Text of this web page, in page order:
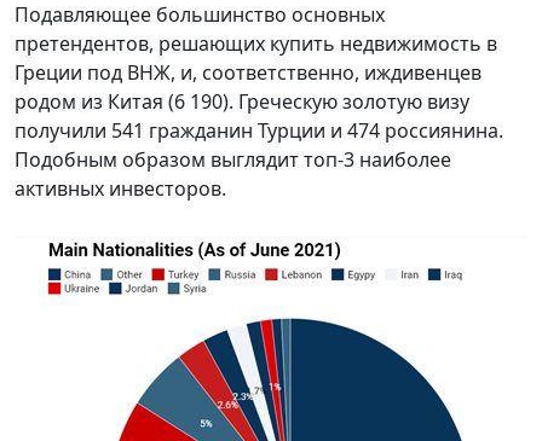
Подавляющее большинство основных
претендентов, решающих купить недвижимость в
Греции под ВНЖ, и, соответственно, иждивенцев
родом из Китая (6 190). Греческую золотую визу
получили 541 гражданин Турции и 474 россиянина.
Подобным образом выглядит топ-3 наиболее
активных инвесторов.